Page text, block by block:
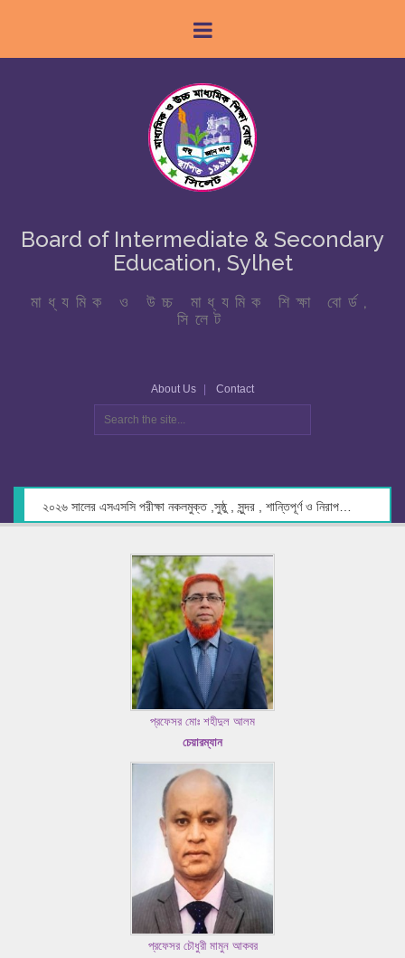
Board of Intermediate & Secondary
Education, Sylhet
মাধ্যমিক ও উচ্চ মাধ্যমিক শিক্ষা বোর্ড,
সিলেট
About Us Contact
প্রফেসর মোঃ শহীদুল আলম
চেয়ারম্যান
প্রফেসর চৌধুরী মামুন আকবর